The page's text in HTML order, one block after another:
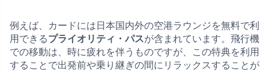
例えば、カードには日本国内外の空港ラウンジを無料で利
用できるプライオリティ・パスが含まれています。飛行機
での移動は、時に疲れを伴うものですが、この特典を利用
することで出発前や乗り継ぎの間にリラックスすることが